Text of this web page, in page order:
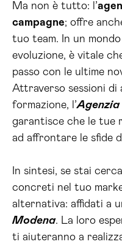
Ma non è tutto: l’
campagne; offre
tuo team. In un
evoluzione, è vitale
passo con le ultime
Attraverso sessioni di
formazione, l’
garantisce che le tue
ad affrontare le sfide
In sintesi, se stai
concreti nel tuo
alternativa: affidati a
Modena. La loro
ti aiuteranno a